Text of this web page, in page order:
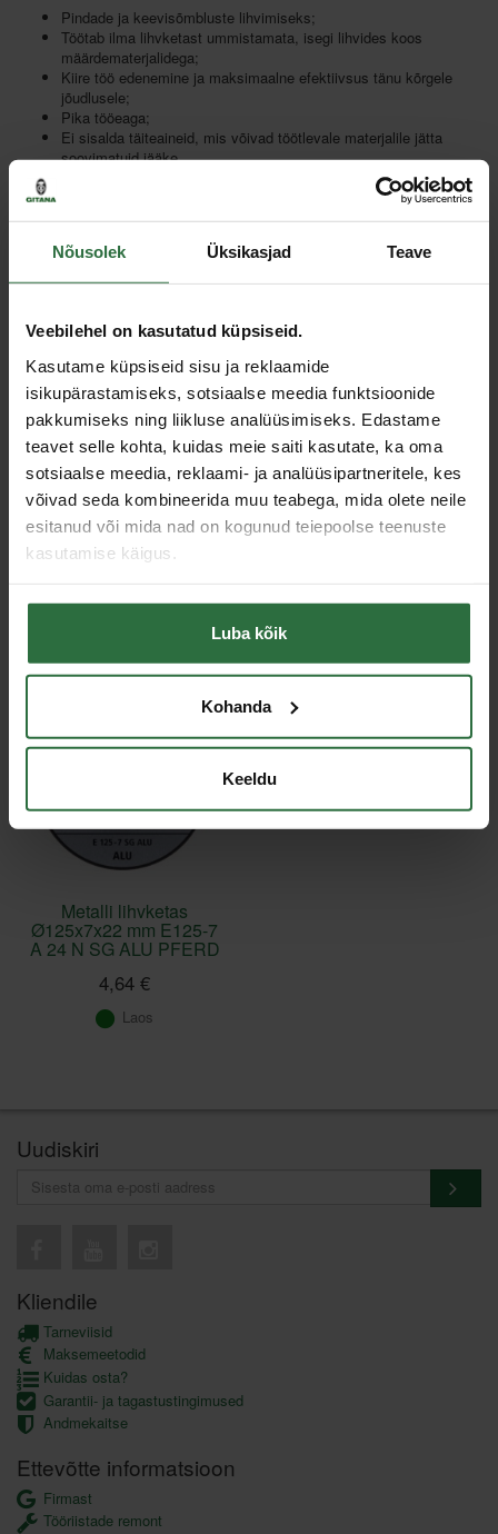
Nõusolek Üksikasjad Teave
Veebilehel on kasutatud küpsiseid.
Kasutame küpsiseid sisu ja reklaamide
isikupärastamiseks, sotsiaalse meedia funktsioonide
pakkumiseks ning liikluse analüüsimiseks. Edastame
teavet selle kohta, kuidas meie saiti kasutate, ka oma
sotsiaalse meedia, reklaami- ja analüüsipartneritele, kes
võivad seda kombineerida muu teabega, mida olete neile
esitanud või mida nad on kogunud teiepoolse teenuste
kasutamise käigus.
Luba kõik
Kohanda
Keeldu
Pindade ja keevisõmbluste lihvimiseks;
Töötab ilma lihvketast ummistamata, isegi lihvides koos
määrdematerjalidega;
Kiire töö edenemine ja maksimaalne efektiivsus tänu kõrgele
jõudlusele;
Pika tööeaga;
Ei sisalda täiteaineid, mis võivad töötlevale materjalile jätta
soovimatuid jääke.
Hind:
Lisa ostukorvi
Muud laod, (eeldatav tarne, 3-6 tööpäeva)
Sarnased tooted
Toodete loendi laadimine ebaõnnestus.
Metalli lihvketas
Ø125x7x22 mm E125-7
A 24 N SG ALU PFERD
4,64 €
Laos
Uudiskiri
Kliendile
Tarneviisid
Maksemeetodid
Kuidas osta?
Garantii- ja tagastustingimused
Andmekaitse
Ettevõtte informatsioon
Firmast
Tööriistade remont